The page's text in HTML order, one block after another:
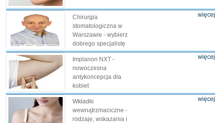
Chirurgia
stomatologiczna w
Warszawie - wybierz
dobrego specjalistę
więcej
Implanon NXT -
nowoczesna
antykoncepcja dla
kobiet
więcej
Wkładki
wewnątrzmaciczne -
rodzaje, wskazania i
więcej